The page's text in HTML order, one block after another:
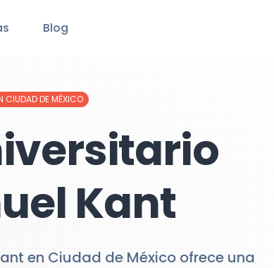
Blog
CIUDAD DE MÉXICO
Kant
en Ciudad de México ofrece una